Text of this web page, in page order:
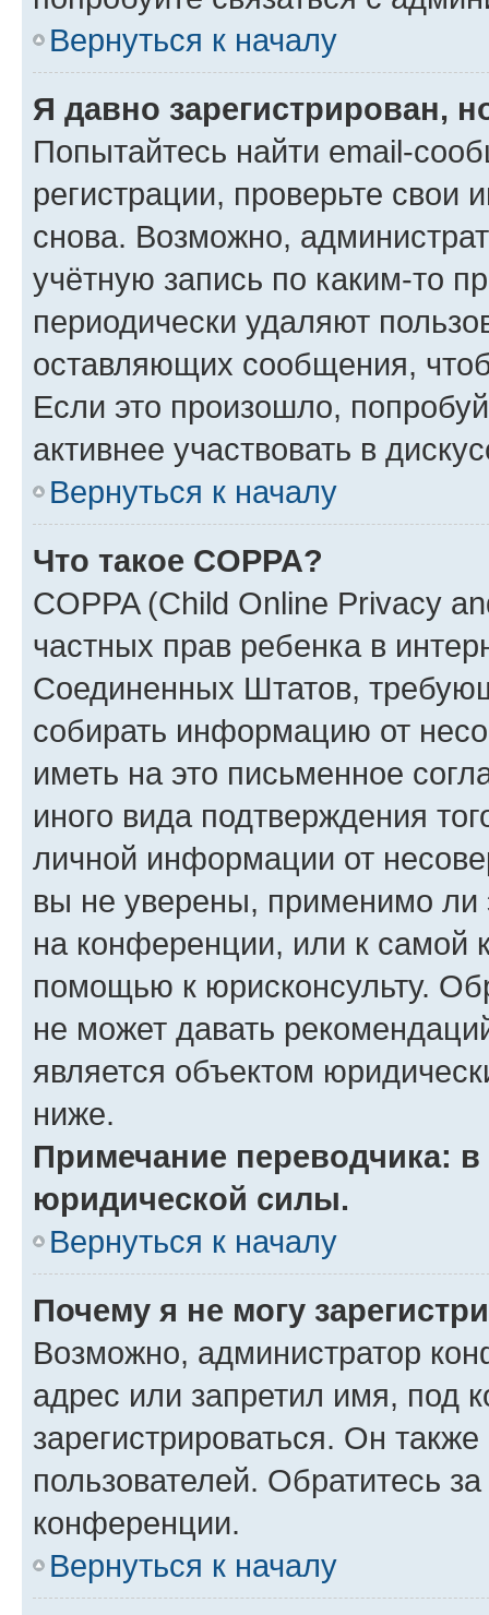
Вернуться к началу
Я давно зарегистрирован,
Попытайтесь найти email-
регистрации, проверьте свои
снова. Возможно,
учётную запись по каким-то
периодически удаляют
оставляющих сообщения,
Если это произошло,
активнее участвовать в
Вернуться к началу
Что такое COPPA?
COPPA (Child Online Privacy
частных прав ребенка в
Соединенных Штатов,
собирать информацию от
иметь на это письменное
иного вида подтверждения
личной информации от
вы не уверены, применимо ли
на конференции, или к самой
помощью к юрисконсульту.
не может давать
является объектом
ниже.
Примечание переводчика:
юридической силы.
Вернуться к началу
Почему я не могу
Возможно, администратор
адрес или запретил имя, под
зарегистрироваться. Он
пользователей. Обратитесь
конференции.
Вернуться к началу